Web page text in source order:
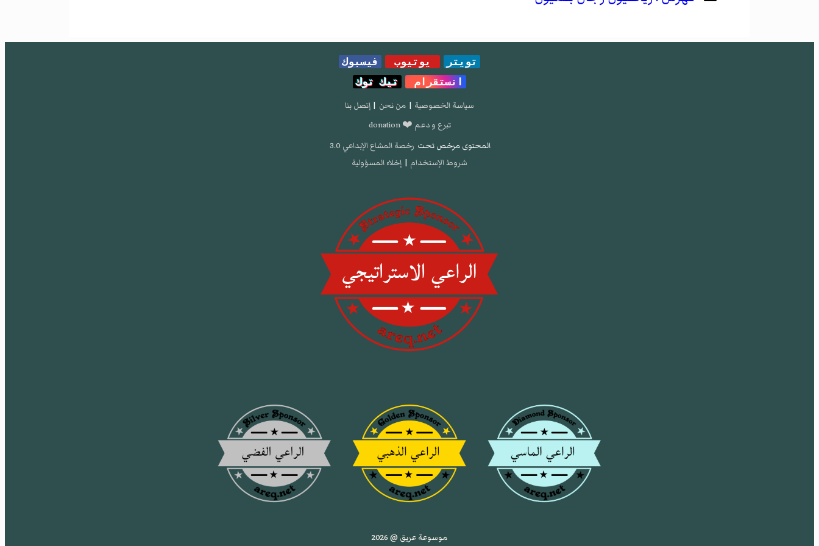
تويتر يوتيوب
فيسبوك
انستقرام
تيك توك
سياسة الخصوصية | من نحن | إتصل بنا
تبرع و دعم ❤️ donation
المحتوى مرخص تحت رخصة المشاع الإبداعي 3.0
شروط الإستخدام | إخلاء المسؤولية
موسوعة عريق @ 2026